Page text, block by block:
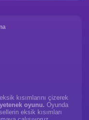
kısımlarını çizerek
yetenek oyunu. Oyunda
eksik kısımları